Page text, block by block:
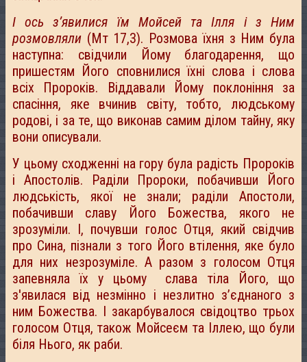
І ось з’явилися їм Мойсей та Ілля і з Ним
розмовляли (Мт 17,3). Розмова їхня з Ним була
наступна: свідчили Йому благодарення, що
пришестям Його сповнилися їхні слова і слова
всіх Пророків. Віддавали Йому поклоніння за
спасіння, яке вчинив світу, тобто, людському
родові, і за те, що виконав самим ділом тайну, яку
вони описували.
У цьому сходженні на гору була радість Пророків
і Апостолів. Раділи Пророки, побачивши Його
людськість, якої не знали; раділи Апостоли,
побачивши славу Його Божества, якого не
зрозуміли. І, почувши голос Отця, який свідчив
про Сина, пізнали з того Його втілення, яке було
для них незрозуміле. А разом з голосом Отця
запевняла їх у цьому слава тіла Його, що
з'явилася від незмінно і незлитно з’єднаного з
ним Божества. І закарбувалося свідоцтво трьох
голосом Отця, також Мойсеєм та Іллею, що були
біля Нього, як раби.